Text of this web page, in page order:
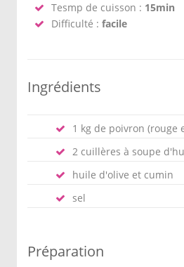
Tesmp de cuisson : 15min
Difficulté : facile
Ingrédients
1 kg de poivron (rouge
2 cuillères à soupe
huile d'olive et cumin
sel
Préparation